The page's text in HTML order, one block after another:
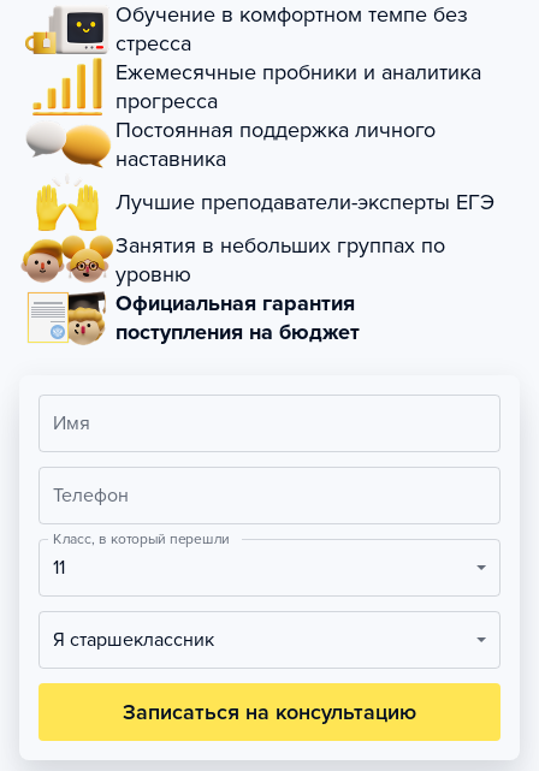
Обучение в комфортном темпе без
стресса
Ежемесячные пробники и аналитика
прогресса
Постоянная поддержка личного
наставника
Лучшие преподаватели-эксперты ЕГЭ
Занятия в небольших группах по
уровню
Официальная гарантия
поступления на бюджет
Имя
Телефон
Класс, в который перешли
11
Я старшеклассник
Записаться на консультацию